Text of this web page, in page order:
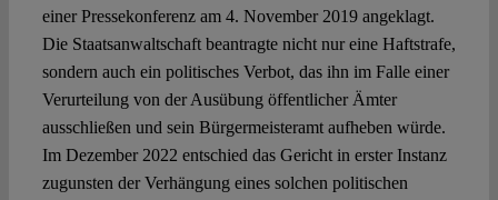
einer Pressekonferenz am 4. November 2019 angeklagt.
Die Staatsanwaltschaft beantragte nicht nur eine Haftstrafe,
sondern auch ein politisches Verbot, das ihn im Falle einer
Verurteilung von der Ausübung öffentlicher Ämter
ausschließen und sein Bürgermeisteramt aufheben würde.
Im Dezember 2022 entschied das Gericht in erster Instanz
zugunsten der Verhängung eines solchen politischen